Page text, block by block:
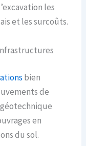
les
et les surcoûts.
bien
de
en
du sol.